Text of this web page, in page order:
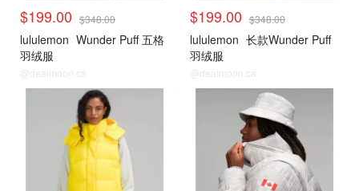
$199.00 $348.00
lululemon Wunder Puff 五格
羽绒服
@dealmoon.ca
$199.00 $348.00
lululemon 长款Wunder Puff
羽绒服
@dealmoon.ca
Boxing day 专区 Boxing day 专区